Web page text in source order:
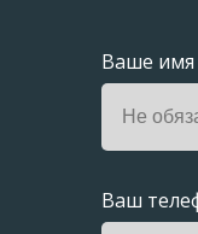
Ваше имя
Ваш